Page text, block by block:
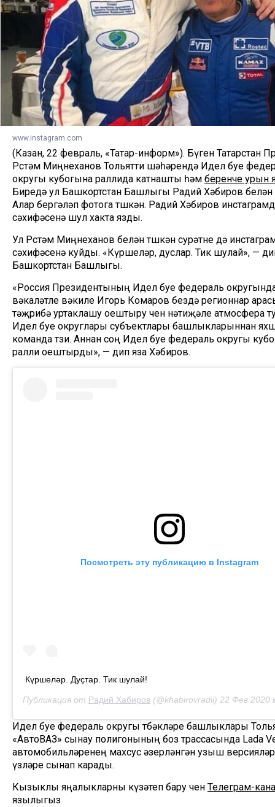
www.instagram.com
(Казан, 22 февраль, «Татар-информ»). Бүген Татарстан
Рөстәм Миңнеханов Тольятти шәһәрендә Идел буе
округы кубогына раллида катнашты һәм беренче урын
Биредә ул Башкортстан Башлыгы Радий Хәбиров
Алар бергәләп фотога төшкән. Радий Хәбиров
сәхифәсенә шул хакта язды.
Ул Рөстәм Миңнеханов белән төшкән сурәтне дә
сәхифәсенә куйды. «Күршеләр, дуслар. Тик шулай», —
Башкортстан Башлыгы.
«Россия Президентының Идел буе федераль
вәкаләтле вәкиле Игорь Комаров бездә регионнар
тәҗрибә уртаклашу оештыру өчен нәтиҗәле атмосфера
Идел буе округлары субъектлары башлыкларыннан
команда төзи. Аннан соң Идел буе федераль округы
ралли оештырды», — дип яза Хәбиров.
Посмотреть эту публикацию в Instagram
Күршеләр. Дуҫтар. Тик шулай!
Публикация от Радий Хабиров (@khabirovradii) 22 Фев 2020
Идел буе федераль округы төбәкләре башлыклары
«АвтоВАЗ» сынау полигонының боз трассасында Lada
автомобильләренең махсус әзерләнгән узыш
үзләре сынап карады.
Кызыклы яңалыкларны күзәтеп бару өчен Телеграм-
язылыгыз